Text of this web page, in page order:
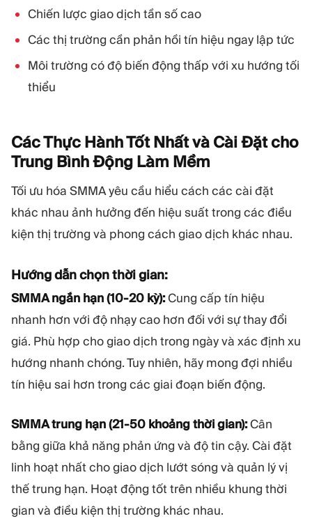
Chiến lược giao dịch tần số cao
Các thị trường cần phản hồi tín hiệu ngay lập tức
Môi trường có độ biến động thấp với xu hướng tối
thiểu
Các Thực Hành Tốt Nhất và Cài Đặt cho
Trung Bình Động Làm Mềm
Tối ưu hóa SMMA yêu cầu hiểu cách các cài đặt
khác nhau ảnh hưởng đến hiệu suất trong các điều
kiện thị trường và phong cách giao dịch khác nhau.
Hướng dẫn chọn thời gian:
SMMA ngắn hạn (10-20 kỳ):Cung cấp tín hiệu
nhanh hơn với độ nhạy cao hơn đối với sự thay đổi
giá. Phù hợp cho giao dịch trong ngày và xác định xu
hướng nhanh chóng. Tuy nhiên, hãy mong đợi nhiều
tín hiệu sai hơn trong các giai đoạn biến động.
SMMA trung hạn (21-50 khoảng thời gian):Cân
bằng giữa khả năng phản ứng và độ tin cậy. Cài đặt
linh hoạt nhất cho giao dịch lướt sóng và quản lý vị
thế trung hạn. Hoạt động tốt trên nhiều khung thời
gian và điều kiện thị trường khác nhau.